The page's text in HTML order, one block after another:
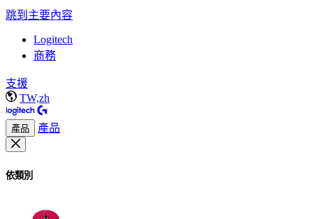
跳到主要內容
Logitech
商務
支援
TW,zh
產品 產品
依類別